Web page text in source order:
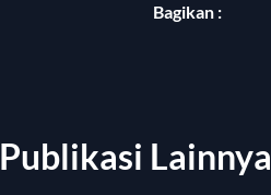
Bagikan :
Publikasi Lainnya